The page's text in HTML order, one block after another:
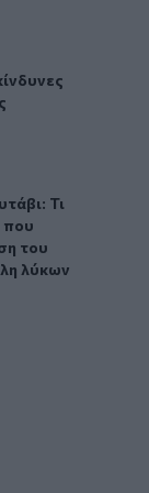
για μεγάλες
ερευνητής
Τι
Τι
που
του
λύκων